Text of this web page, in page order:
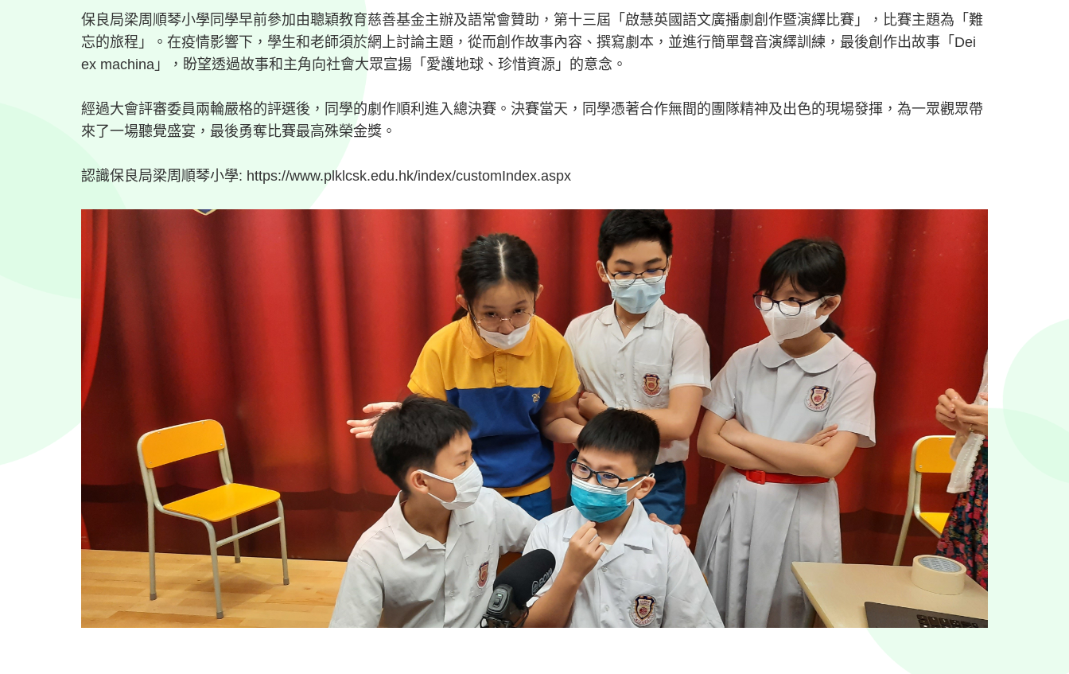
保良局梁周順琴小學同學早前參加由聰穎教育慈善基金主辦及語常會贊助，第十三屆「啟慧英國語文廣播劇創作暨演繹比賽」，比賽主題為「難
忘的旅程」。在疫情影響下，學生和老師須於網上討論主題，從而創作故事內容、撰寫劇本，並進行簡單聲音演繹訓練，最後創作出故事「Dei
ex machina」，盼望透過故事和主角向社會大眾宣揚「愛護地球、珍惜資源」的意念。
經過大會評審委員兩輪嚴格的評選後，同學的劇作順利進入總決賽。決賽當天，同學憑著合作無間的團隊精神及出色的現場發揮，為一眾觀眾帶
來了一場聽覺盛宴，最後勇奪比賽最高殊榮金獎。
認識保良局梁周順琴小學: https://www.plklcsk.edu.hk/index/customIndex.aspx